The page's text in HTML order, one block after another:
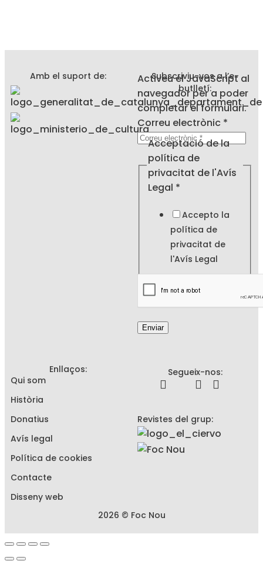
Amb el suport de:
Subscriviu-vos a l’e-
butlletí:
Activeu el JavaScript al
navegador per a poder
completar el formulari.
Correu electrònic *
privacitat
de
de
Acceptació de la
política de
privacitat de l'Avís
Legal *
Accepto la
política de
privacitat de
l'Avís Legal
Enviar
Enllaços:
Qui som
Història
Donatius
Avís legal
Política de cookies
Contacte
Disseny web
Segueix-nos:
Revistes del grup:
2026 © Foc Nou